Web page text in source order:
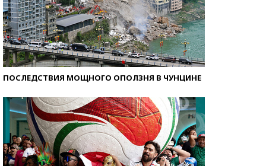
ПОСЛЕДСТВИЯ МОЩНОГО ОПОЛЗНЯ В ЧУНЦИНЕ